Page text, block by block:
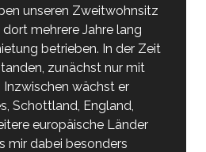
unseren Zweitwohnsitz
mehrere Jahre lang
betrieben. In der Zeit
zunächst nur mit
Inzwischen wächst er
Schottland, England,
europäische Länder
mir dabei besonders